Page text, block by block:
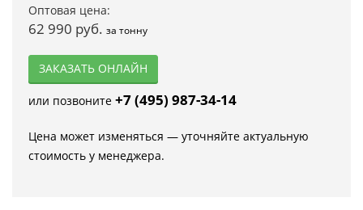
Оптовая цена:
62 990 руб. за тонну
ЗАКАЗАТЬ ОНЛАЙН
или позвоните +7 (495) 987-34-14
Цена может изменяться — уточняйте актуальную
стоимость у менеджера.